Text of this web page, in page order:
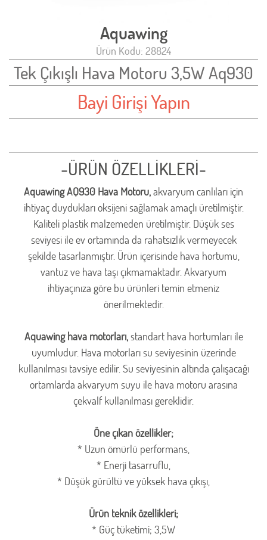
Aquawing
Ürün Kodu: 28824
Tek Çıkışlı Hava Motoru 3,5W Aq930
Bayi Girişi Yapın
-ÜRÜN ÖZELLİKLERİ-
Aquawing AQ930 Hava Motoru,akvaryum canlıları için
ihtiyaç duydukları oksijeni sağlamak amaçlı üretilmiştir.
Kaliteli plastik malzemeden üretilmiştir. Düşük ses
seviyesi ile ev ortamında da rahatsızlık vermeyecek
şekilde tasarlanmıştır. Ürün içerisinde hava hortumu,
vantuz ve hava taşı çıkmamaktadır. Akvaryum
ihtiyaçınıza göre bu ürünleri temin etmeniz
önerilmektedir.
Aquawing hava motorları,standart hava hortumları ile
uyumludur. Hava motorları su seviyesinin üzerinde
kullanılması tavsiye edilir. Su seviyesinin altında çalışacağı
ortamlarda akvaryum suyu ile hava motoru arasına
çekvalf kullanılması gereklidir.
Öne çıkan özellikler;
* Uzun ömürlü performans,
* Enerji tasarruflu,
* Düşük gürültü ve yüksek hava çıkışı,
Ürün teknik özellikleri;
* Güç tüketimi; 3,5W